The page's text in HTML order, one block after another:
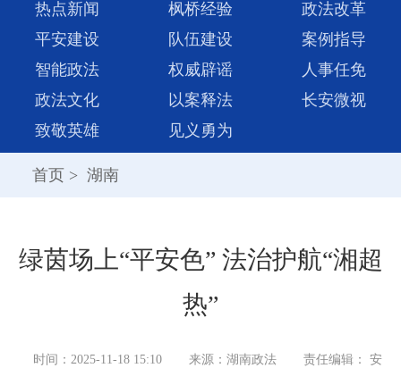
热点新闻
枫桥经验
政法改革
平安建设
队伍建设
案例指导
智能政法
权威辟谣
人事任免
政法文化
以案释法
长安微视
致敬英雄
见义勇为
首页 > 湖南
绿茵场上“平安色” 法治护航“湘超
热”
时间：2025-11-18 15:10 来源：湖南政法
责任编辑： 安